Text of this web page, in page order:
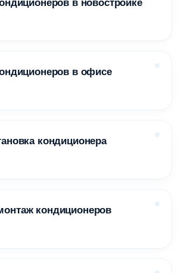
в новостройке
в офисе
кондиционера
кондиционеров